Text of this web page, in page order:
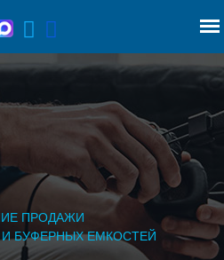
ПРОДАЖИ
БУФЕРНЫХ ЕМКОСТЕЙ